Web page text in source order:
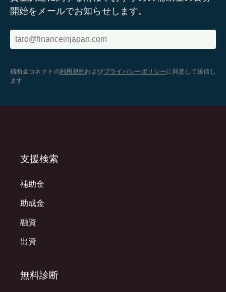
開始をメールでお知らせします。
補助金コネクトの利用規約およびプライバシーポリシーに同意して送信し
ます
支援検索
補助金
助成金
融資
出資
無料診断